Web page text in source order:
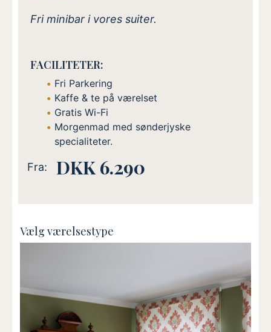
Fri minibar i vores suiter.
FACILITETER:
Fri Parkering
Kaffe & te på værelset
Gratis Wi-Fi
Morgenmad med sønderjyske
specialiteter.
Fra: DKK 6.290
Vælg værelsestype